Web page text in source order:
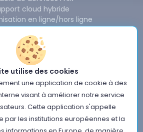
cloud hybride
en ligne/hors ligne
et disponibilité
interopérabilité des données
Produits iCure:
Cardinal & SDK
Data Exchange Module
Free Health Connector
Nouvelles
À propos de nous
d'utilisation du site iCure
les Données Personnelles
utilise des cookies
une application de cookie à des
visant à améliorer notre service
Cette application s'appelle
par les institutions européennes et la